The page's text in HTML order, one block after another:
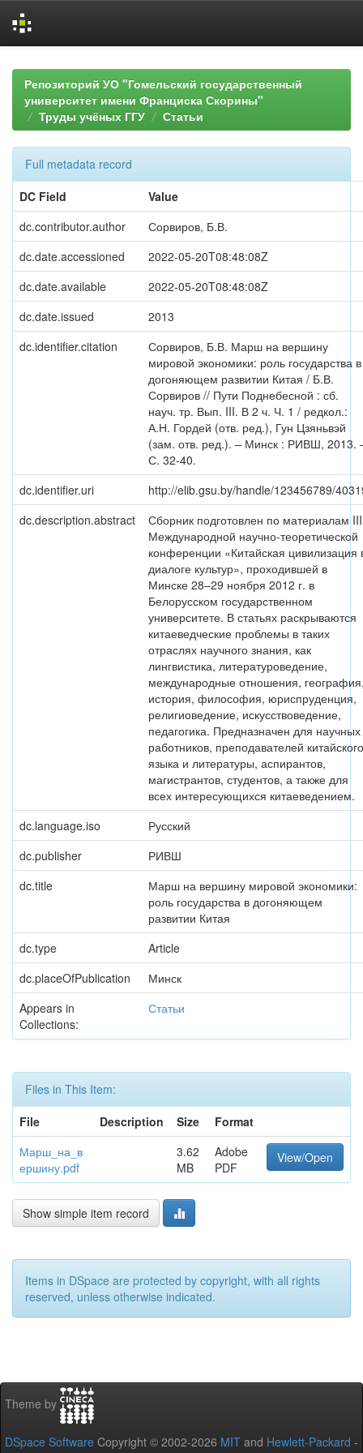
navigationРепозиторий УО "Гомельский государственный
университет имени Франциска Скорины"
Труды учёных ГГУ
Статьи
Full metadata record
DC Field
Value
dc.contributor.author
Сорвиров, Б.В.
dc.date.accessioned
2022-05-20T08:48:08Z
dc.date.available
2022-05-20T08:48:08Z
dc.date.issued
2013
dc.identifier.citation
Сорвиров, Б.В. Марш на вершину
мировой экономики: роль государства в
догоняющем развитии Китая / Б.В.
Сорвиров // Пути Поднебесной : сб.
науч. тр. Вып. III. В 2 ч. Ч. 1 / редкол.:
А.Н. Гордей (отв. ред.), Гун Цзяньвэй
(зам. отв. ред.). – Минск : РИВШ, 2013.
С. 32-40.
dc.identifier.uri
http://elib.gsu.by/handle/123456789/
dc.description.abstract
Сборник подготовлен по материалам III
Международной научно-теоретической
конференции «Китайская цивилизация
диалоге культур», проходившей в
Минске 28–29 ноября 2012 г. в
Белорусском государственном
университете. В статьях раскрываются
китаеведческие проблемы в таких
отраслях научного знания, как
лингвистика, литературоведение,
международные отношения,
история, философия, юриспруденция,
религиоведение, искусствоведение,
педагогика. Предназначен для научных
работников, преподавателей китайского
языка и литературы, аспирантов,
магистрантов, студентов, а также для
всех интересующихся китаеведением.
dc.language.iso
Русский
dc.publisher
РИВШ
dc.title
Марш на вершину мировой экономики:
роль государства в догоняющем
развитии Китая
dc.type
Article
dc.placeOfPublication
Минск
Appears in
Collections:
Статьи
Files in This Item:
File
Description Size
Format
Марш_на_в
ершину.pdf
3.62
MB
Adobe
PDF
View/Open
Show simple item record
Items in DSpace are protected by copyright, with all rights
reserved, unless otherwise indicated.
Theme by
DSpace Software Copyright © 2002-2026 MIT and Hewlett-Packard -